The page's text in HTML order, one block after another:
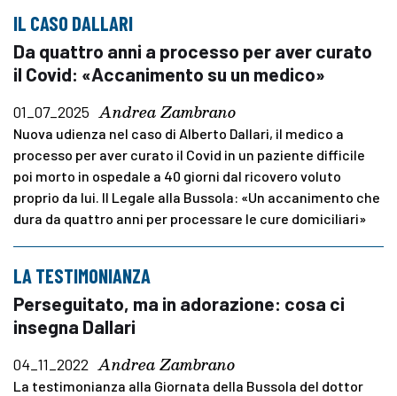
IL CASO DALLARI
Da quattro anni a processo per aver curato
il Covid: «Accanimento su un medico»
01_07_2025 Andrea Zambrano
Nuova udienza nel caso di Alberto Dallari, il medico a
processo per aver curato il Covid in un paziente difficile
poi morto in ospedale a 40 giorni dal ricovero voluto
proprio da lui. Il Legale alla Bussola: «Un accanimento che
dura da quattro anni per processare le cure domiciliari»
LA TESTIMONIANZA
Perseguitato, ma in adorazione: cosa ci
insegna Dallari
04_11_2022 Andrea Zambrano
La testimonianza alla Giornata della Bussola del dottor